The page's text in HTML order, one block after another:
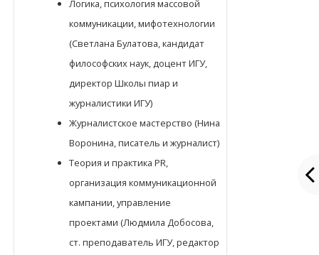
Логика, психология массовой
коммуникации, мифотехнологии
(Светлана Булатова, кандидат
философских наук, доцент ИГУ,
директор Школы пиар и
журналистики ИГУ)
Журналистское мастерство (Нина
Воронина, писатель и журналист)
Теория и практика PR,
организация коммуникационной
кампании, управление
проектами (Людмила Добосова,
ст. преподаватель ИГУ, редактор